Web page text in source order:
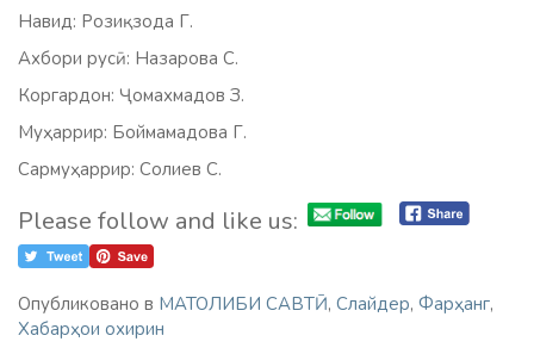
Навид: Розиқзода Г.
Ахбори русӣ: Назарова С.
Коргардон: Ҷомахмадов З.
Муҳаррир: Боймамадова Г.
Сармуҳаррир: Солиев С.
Please follow and like us:
Опубликовано в МАТОЛИБИ САВТӢ, Слайдер, Фарҳанг,
Хабарҳои охирин